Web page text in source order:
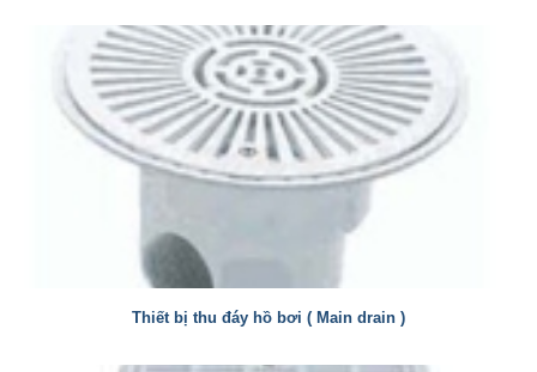
Thiết bị thu đáy hồ bơi ( Main drain )